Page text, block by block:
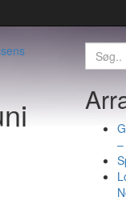
Search
for: